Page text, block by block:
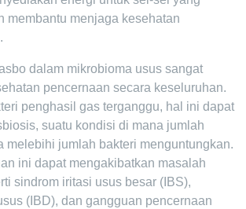
membantu menjaga kesehatan
dalam mikrobioma usus sangat
pencernaan secara keseluruhan.
penghasil gas terganggu, hal ini dapat
suatu kondisi di mana jumlah
melebihi jumlah bakteri menguntungkan.
ini dapat mengakibatkan masalah
sindrom iritasi usus besar (IBS),
(IBD), dan gangguan pencernaan